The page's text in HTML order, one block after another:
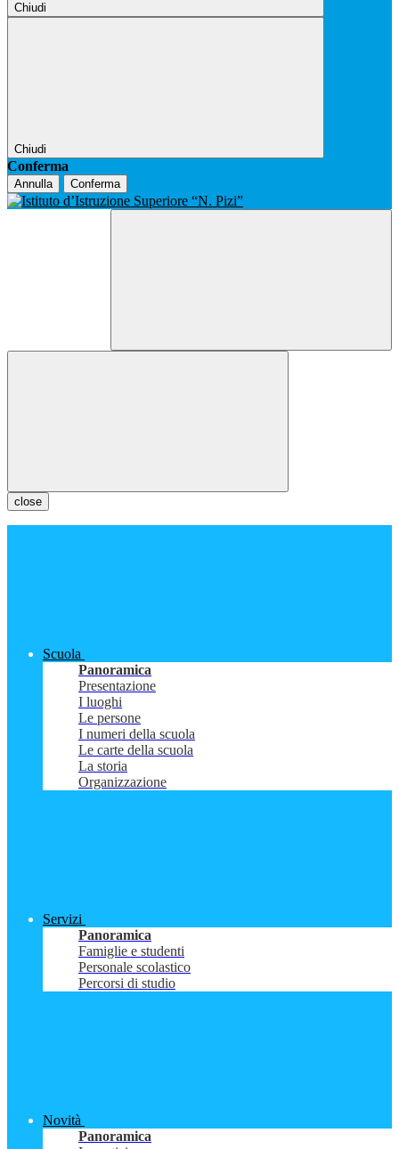
Chiudi
Chiudi
Conferma
Annulla Conferma
close
Scuola
Panoramica
Presentazione
I luoghi
Le persone
I numeri della scuola
Le carte della scuola
La storia
Organizzazione
Servizi
Panoramica
Famiglie e studenti
Personale scolastico
Percorsi di studio
Novità
Panoramica